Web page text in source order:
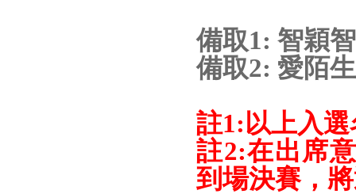
備取1: 智穎
備取2: 愛陌
註1:以上入
註2:在出席
到場決賽，